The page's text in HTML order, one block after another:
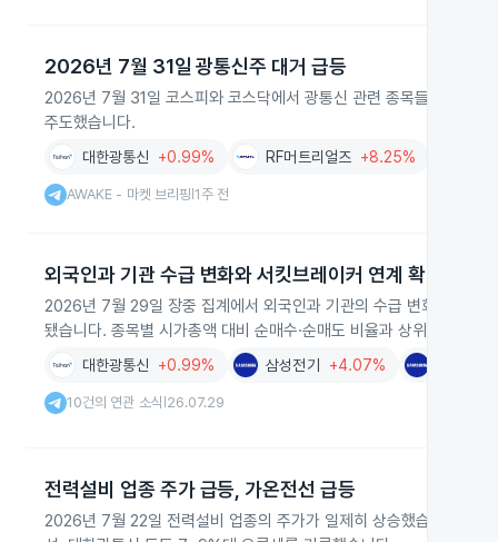
2026년 7월 31일 광통신주 대거 급등
2026년 7월 31일 코스피와 코스닥에서 광통신 관련 종목들이 장중
주도했습니다.
대한광통신 +0.99% RF머트리얼즈 +8.25%
AWAKE - 마켓 브리핑 |1주 전
외국인과 기관 수급 변화와 서킷브레이커 연계 확인
2026년 7월 29일 장중 집계에서 외국인과 기관의 수급 변화가 서킷
됐습니다. 종목별 시가총액 대비 순매수·순매도 비율과 상위 20개 순
대한광통신 +0.99% 삼성전기 +4.07%
10건의 연관 소식 26.07.29
전력설비 업종 주가 급등, 가온전선 급등
2026년 7월 22일 전력설비 업종의 주가가 일제히 상승했습니다. 가